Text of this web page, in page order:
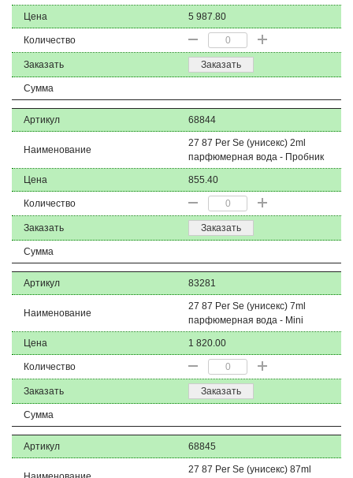
Цена 5 987.80
Количество
Заказать Заказать
Сумма
Артикул 68844
Наименование
27 87 Per Se (унисекс) 2ml
парфюмерная вода - Пробник
Цена 855.40
Количество
Заказать Заказать
Сумма
Артикул 83281
Наименование
27 87 Per Se (унисекс) 7ml
парфюмерная вода - Mini
Цена 1 820.00
Количество
Заказать Заказать
Сумма
Артикул 68845
27 87 Per Se (унисекс) 87ml